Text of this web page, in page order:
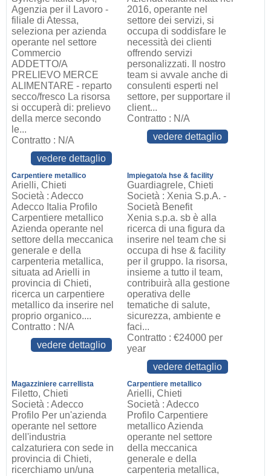
Agenzia per il Lavoro -
filiale di Atessa,
seleziona per azienda
operante nel settore
Commercio
ADDETTO/A
PRELIEVO MERCE
ALIMENTARE - reparto
secco/fresco La risorsa
si occuperà di: prelievo
della merce secondo
le...
Contratto : N/A
vedere dettaglio
2016, operante nel
settore dei servizi, si
occupa di soddisfare le
necessità dei clienti
offrendo servizi
personalizzati. Il nostro
team si avvale anche di
consulenti esperti nel
settore, per supportare il
client...
Contratto : N/A
vedere dettaglio
Carpentiere metallico
Arielli, Chieti
Società : Adecco
Adecco Italia Profilo
Carpentiere metallico
Azienda operante nel
settore della meccanica
generale e della
carpenteria metallica,
situata ad Arielli in
provincia di Chieti,
ricerca un carpentiere
metallico da inserire nel
proprio organico....
Contratto : N/A
vedere dettaglio
Impiegato/a hse & facility
Guardiagrele, Chieti
Società : Xenia S.p.A. -
Società Benefit
Xenia s.p.a. sb è alla
ricerca di una figura da
inserire nel team che si
occupa di hse & facility
per il gruppo. la risorsa,
insieme a tutto il team,
contribuirà alla gestione
operativa delle
tematiche di salute,
sicurezza, ambiente e
faci...
Contratto : €24000 per
year
vedere dettaglio
Magazziniere carrellista
Filetto, Chieti
Società : Adecco
Profilo Per un'azienda
operante nel settore
dell'industria
calzaturiera con sede in
provincia di Chieti,
ricerchiamo un/una
Carpentiere metallico
Arielli, Chieti
Società : Adecco
Profilo Carpentiere
metallico Azienda
operante nel settore
della meccanica
generale e della
carpenteria metallica,